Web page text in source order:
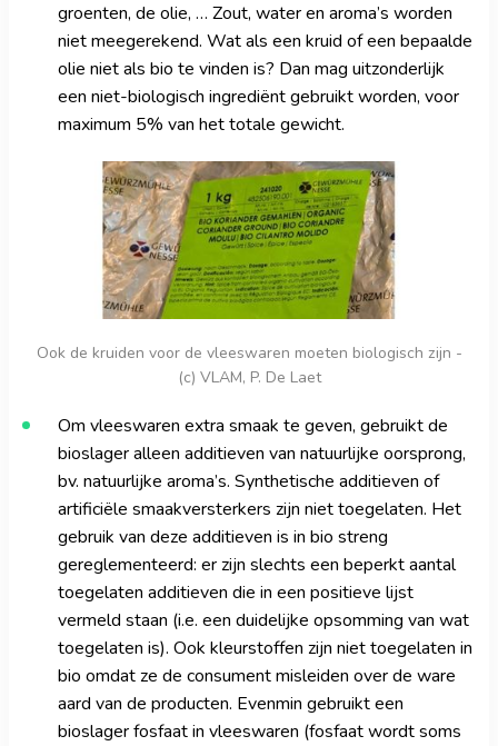
groenten, de olie, … Zout, water en aroma’s worden
niet meegerekend. Wat als een kruid of een bepaalde
olie niet als bio te vinden is? Dan mag uitzonderlijk
een niet-biologisch ingrediënt gebruikt worden, voor
maximum 5% van het totale gewicht.
Ook de kruiden voor de vleeswaren moeten biologisch zijn -
(c) VLAM, P. De Laet
Om vleeswaren extra smaak te geven, gebruikt de
bioslager alleen additieven van natuurlijke oorsprong,
bv. natuurlijke aroma’s. Synthetische additieven of
artificiële smaakversterkers zijn niet toegelaten. Het
gebruik van deze additieven is in bio streng
gereglementeerd: er zijn slechts een beperkt aantal
toegelaten additieven die in een positieve lijst
vermeld staan (i.e. een duidelijke opsomming van wat
toegelaten is). Ook kleurstoffen zijn niet toegelaten in
bio omdat ze de consument misleiden over de ware
aard van de producten. Evenmin gebruikt een
bioslager fosfaat in vleeswaren (fosfaat wordt soms